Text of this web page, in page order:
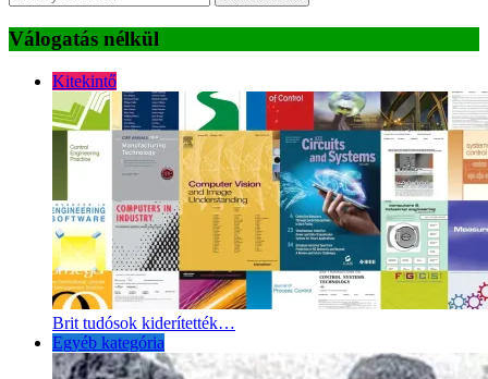
Válogatás nélkül
Kitekintő
Brit tudósok kiderítették…
Egyéb kategória